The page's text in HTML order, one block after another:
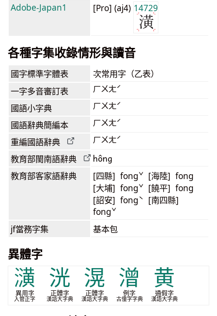
Adobe-Japan1 [Pro] (aj4) 14729
各種字集收錄情形與讀音
國字標準字體表 次常用字（乙表）
一字多音審訂表 ㄏㄨㄤˊ
國語小字典 ㄏㄨㄤˊ
國語辭典簡編本 ㄏㄨㄤˊ
重編國語辭典 ㄏㄨㄤˊ
教育部閩南語辭典 hông
教育部客家語辭典
[四縣] fongˇ [海陸] fong
[大埔] fongˇ [饒平] fong
[詔安] fongˋ [南四縣]
fongˇ
jf當務字集 基本包
異體字
㶂
異用字
入管正字
洸
正體字
漢語大字典
滉
正體字
漢語大字典
潧
例字
古僮字字典
黄
通假字
漢語大字典